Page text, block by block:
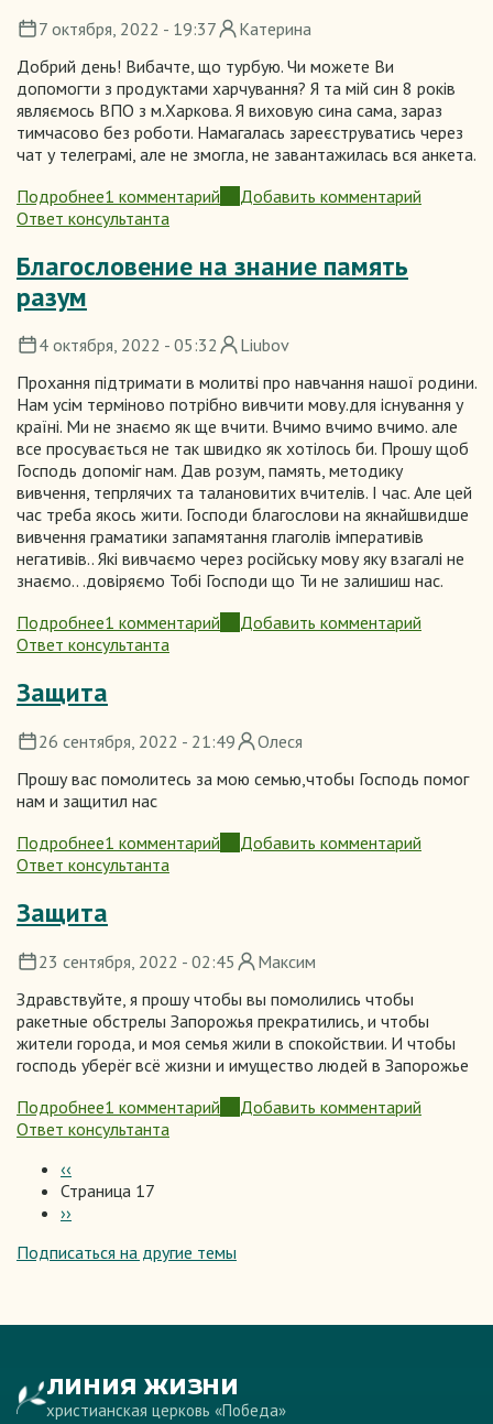
7 октября, 2022 - 19:37
Катерина
Добрий день! Вибачте, що турбую. Чи можете Ви
допомогти з продуктами харчування? Я та мій син 8 років
являємось ВПО з м.Харкова. Я виховую сина сама, зараз
тимчасово без роботи. Намагалась зареєструватись через
чат у телеграмі, але не змогла, не завантажилась вся анкета.
Подробнее
о
Допомога
1 комментарий
Добавить комментарий
Ответ консультанта
Благословение на знание память
разум
4 октября, 2022 - 05:32
Liubov
Прохання підтримати в молитві про навчання нашої родини.
Нам усім терміново потрібно вивчити мову.для існування у
країні. Ми не знаємо як ще вчити. Вчимо вчимо вчимо. але
все просувається не так швидко як хотілось би. Прошу щоб
Господь допоміг нам. Дав розум, память, методику
вивчення, тепрлячих та талановитих вчителів. І час. Але цей
час треба якось жити. Господи благослови на якнайшвидше
вивчення граматики запамятання глаголів імперативів
негативів.. Які вивчаємо через російську мову яку взагалі не
знаємо.. .довіряємо Тобі Господи що Ти не залишиш нас.
Подробнее
о
Благословение
знание
разум
1 комментарий
Добавить комментарий
Ответ консультанта
Защита
26 сентября, 2022 - 21:49
Олеся
Прошу вас помолитесь за мою семью,чтобы Господь помог
нам и защитил нас
Подробнее
о
Защита
1 комментарий
Добавить комментарий
Ответ консультанта
Защита
23 сентября, 2022 - 02:45
Максим
Здравствуйте, я прошу чтобы вы помолились чтобы
ракетные обстрелы Запорожья прекратились, и чтобы
жители города, и моя семья жили в спокойствии. И чтобы
господь уберёг всё жизни и имущество людей в Запорожье
Подробнее
о
Защита
1 комментарий
Добавить комментарий
Ответ консультанта
Нумерация
страниц
Предыдущая
страница
‹‹
Страница 17
Следующая
››
Подписаться на другие темы
ЛИНИЯ ЖИЗНИ
христианская церковь «Победа»